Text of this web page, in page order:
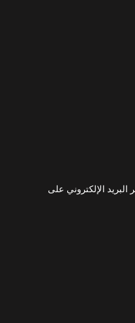
الإلكتروني على